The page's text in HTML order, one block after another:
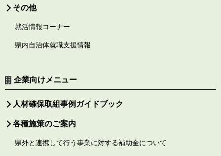
その他
就活情報コーナー
県内自治体就職支援情報
企業向けメニュー
人材確保取組事例ガイドブック
各種施策のご案内
県外と連携して行う事業に対する補助金について